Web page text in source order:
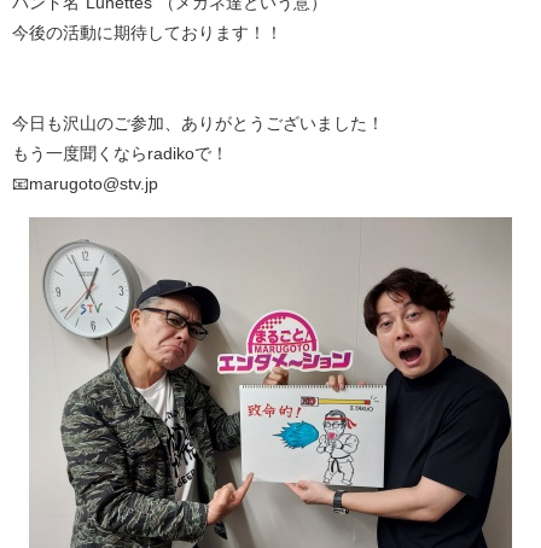
今後の活動に期待しております！！
今日も沢山のご参加、ありがとうございました！
もう一度聞くならradikoで！
📧marugoto@stv.jp